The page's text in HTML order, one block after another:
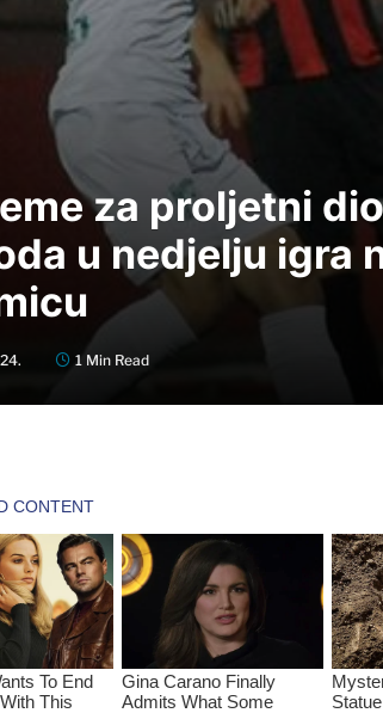
za proljetni
u nedjelju igra
1 Min Read